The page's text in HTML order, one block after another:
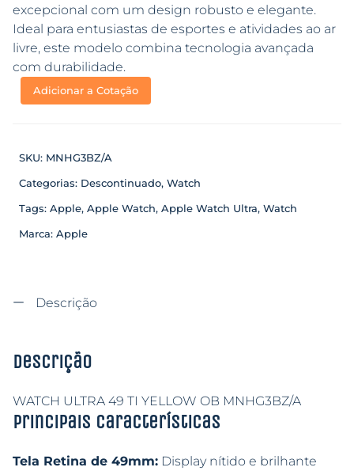
excepcional com um design robusto e elegante.
Ideal para entusiastas de esportes e atividades ao ar
livre, este modelo combina tecnologia avançada
com durabilidade.
Adicionar a Cotação
SKU: MNHG3BZ/A
Categorias: Descontinuado, Watch
Tags: Apple, Apple Watch, Apple Watch Ultra, Watch
Marca: Apple
Descrição
Descrição
WATCH ULTRA 49 TI YELLOW OB MNHG3BZ/A
Principais características
Tela Retina de 49mm: Display nítido e brilhante